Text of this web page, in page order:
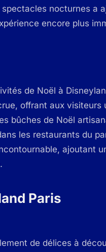
nocturnes a
encore plus
de Noël à
offrant aux visiteurs
bûches de Noël
les restaurants du
ajoutant
Paris
de délices à